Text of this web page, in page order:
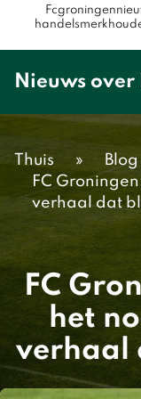
Nieuws over
Thuis » Blog
FC
verhaal dat
FC
het
verhaal